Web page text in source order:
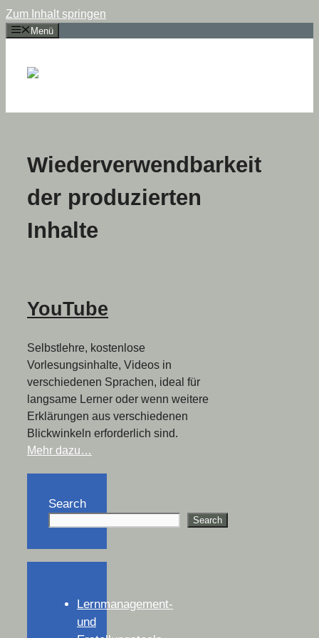
Zum Inhalt springen
Menü
Wiederverwendbarkeit
der produzierten
Inhalte
YouTube
Selbstlehre, kostenlose
Vorlesungsinhalte, Videos in
verschiedenen Sprachen, ideal für
langsame Lerner oder wenn weitere
Erklärungen aus verschiedenen
Blickwinkeln erforderlich sind.
Mehr dazu…
Search
Search
Lernmanagement-
und